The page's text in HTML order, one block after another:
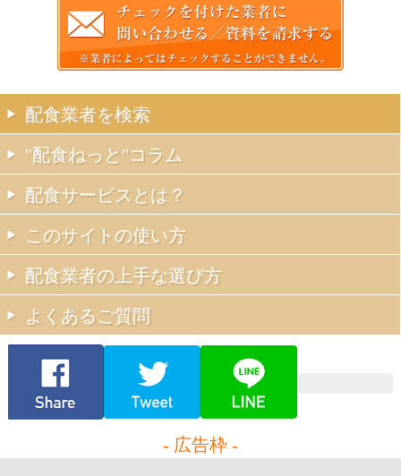
配食業者を検索
"配食ねっと"コラム
配食サービスとは？
このサイトの使い方
配食業者の上手な選び方
よくあるご質問
- 広告枠 -